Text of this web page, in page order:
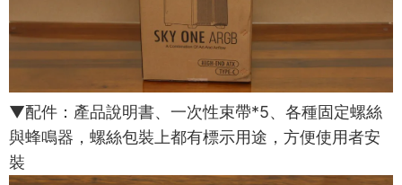
▼配件：產品說明書、一次性束帶*5、各種固定螺絲
與蜂鳴器，螺絲包裝上都有標示用途，方便使用者安
裝